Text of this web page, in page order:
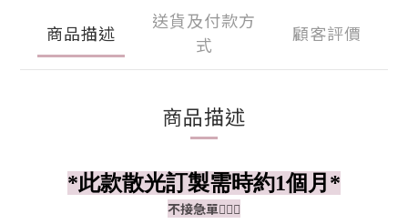
商品描述
送貨及付款方
式
顧客評價
商品描述
*此款散光訂製需時約1個月*
不接急單🙇🏻‍♀️